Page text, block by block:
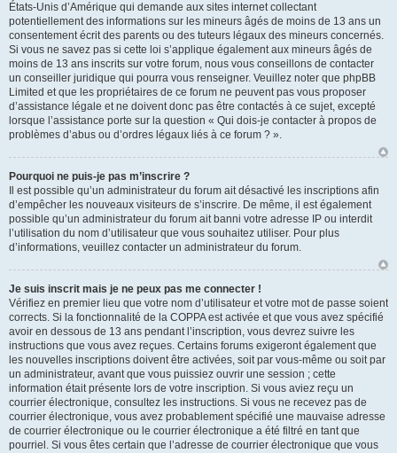
États-Unis d’Amérique qui demande aux sites internet collectant
potentiellement des informations sur les mineurs âgés de moins de 13 ans un
consentement écrit des parents ou des tuteurs légaux des mineurs concernés.
Si vous ne savez pas si cette loi s’applique également aux mineurs âgés de
moins de 13 ans inscrits sur votre forum, nous vous conseillons de contacter
un conseiller juridique qui pourra vous renseigner. Veuillez noter que phpBB
Limited et que les propriétaires de ce forum ne peuvent pas vous proposer
d’assistance légale et ne doivent donc pas être contactés à ce sujet, excepté
lorsque l’assistance porte sur la question « Qui dois-je contacter à propos de
problèmes d’abus ou d’ordres légaux liés à ce forum ? ».
Pourquoi ne puis-je pas m’inscrire ?
Il est possible qu’un administrateur du forum ait désactivé les inscriptions afin
d’empêcher les nouveaux visiteurs de s’inscrire. De même, il est également
possible qu’un administrateur du forum ait banni votre adresse IP ou interdit
l’utilisation du nom d’utilisateur que vous souhaitez utiliser. Pour plus
d’informations, veuillez contacter un administrateur du forum.
Je suis inscrit mais je ne peux pas me connecter !
Vérifiez en premier lieu que votre nom d’utilisateur et votre mot de passe soient
corrects. Si la fonctionnalité de la COPPA est activée et que vous avez spécifié
avoir en dessous de 13 ans pendant l’inscription, vous devrez suivre les
instructions que vous avez reçues. Certains forums exigeront également que
les nouvelles inscriptions doivent être activées, soit par vous-même ou soit par
un administrateur, avant que vous puissiez ouvrir une session ; cette
information était présente lors de votre inscription. Si vous aviez reçu un
courrier électronique, consultez les instructions. Si vous ne recevez pas de
courrier électronique, vous avez probablement spécifié une mauvaise adresse
de courrier électronique ou le courrier électronique a été filtré en tant que
pourriel. Si vous êtes certain que l’adresse de courrier électronique que vous